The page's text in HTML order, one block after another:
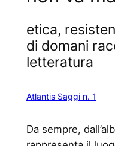
etica,
di domani
letteratura
Atlantis Saggi n. 1
Da sempre,